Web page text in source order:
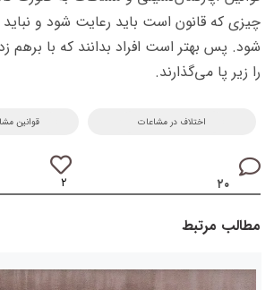
چیزی که قانون است باید رعایت شود و
شود. پس بهتر است افراد بدانند که با برهم
را زیر پا می‌گذارند.
اختلاف در مشاعات قوانین
۲۰ ۲
مطالب مرتبط